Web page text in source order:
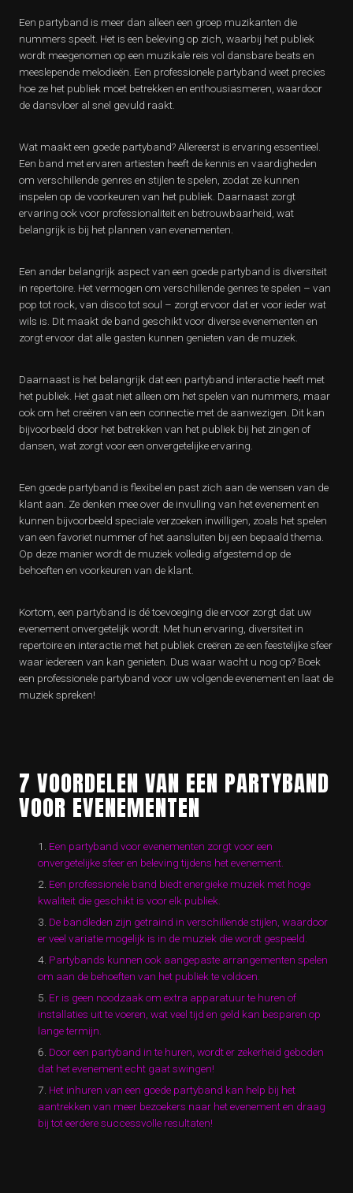
Een partyband is meer dan alleen een groep muzikanten die
nummers speelt. Het is een beleving op zich, waarbij het publiek
wordt meegenomen op een muzikale reis vol dansbare beats en
meeslepende melodieën. Een professionele partyband weet precies
hoe ze het publiek moet betrekken en enthousiasmeren, waardoor
de dansvloer al snel gevuld raakt.
Wat maakt een goede partyband? Allereerst is ervaring essentieel.
Een band met ervaren artiesten heeft de kennis en vaardigheden
om verschillende genres en stijlen te spelen, zodat ze kunnen
inspelen op de voorkeuren van het publiek. Daarnaast zorgt
ervaring ook voor professionaliteit en betrouwbaarheid, wat
belangrijk is bij het plannen van evenementen.
Een ander belangrijk aspect van een goede partyband is diversiteit
in repertoire. Het vermogen om verschillende genres te spelen – van
pop tot rock, van disco tot soul – zorgt ervoor dat er voor ieder wat
wils is. Dit maakt de band geschikt voor diverse evenementen en
zorgt ervoor dat alle gasten kunnen genieten van de muziek.
Daarnaast is het belangrijk dat een partyband interactie heeft met
het publiek. Het gaat niet alleen om het spelen van nummers, maar
ook om het creëren van een connectie met de aanwezigen. Dit kan
bijvoorbeeld door het betrekken van het publiek bij het zingen of
dansen, wat zorgt voor een onvergetelijke ervaring.
Een goede partyband is flexibel en past zich aan de wensen van de
klant aan. Ze denken mee over de invulling van het evenement en
kunnen bijvoorbeeld speciale verzoeken inwilligen, zoals het spelen
van een favoriet nummer of het aansluiten bij een bepaald thema.
Op deze manier wordt de muziek volledig afgestemd op de
behoeften en voorkeuren van de klant.
Kortom, een partyband is dé toevoeging die ervoor zorgt dat uw
evenement onvergetelijk wordt. Met hun ervaring, diversiteit in
repertoire en interactie met het publiek creëren ze een feestelijke sfeer
waar iedereen van kan genieten. Dus waar wacht u nog op? Boek
een professionele partyband voor uw volgende evenement en laat de
muziek spreken!
7 VOORDELEN VAN EEN PARTYBAND
VOOR EVENEMENTEN
Een partyband voor evenementen zorgt voor een
onvergetelijke sfeer en beleving tijdens het evenement.
Een professionele band biedt energieke muziek met hoge
kwaliteit die geschikt is voor elk publiek.
De bandleden zijn getraind in verschillende stijlen, waardoor
er veel variatie mogelijk is in de muziek die wordt gespeeld.
Partybands kunnen ook aangepaste arrangementen spelen
om aan de behoeften van het publiek te voldoen.
Er is geen noodzaak om extra apparatuur te huren of
installaties uit te voeren, wat veel tijd en geld kan besparen op
lange termijn.
Door een partyband in te huren, wordt er zekerheid geboden
dat het evenement echt gaat swingen!
Het inhuren van een goede partyband kan help bij het
aantrekken van meer bezoekers naar het evenement en draag
bij tot eerdere successvolle resultaten!